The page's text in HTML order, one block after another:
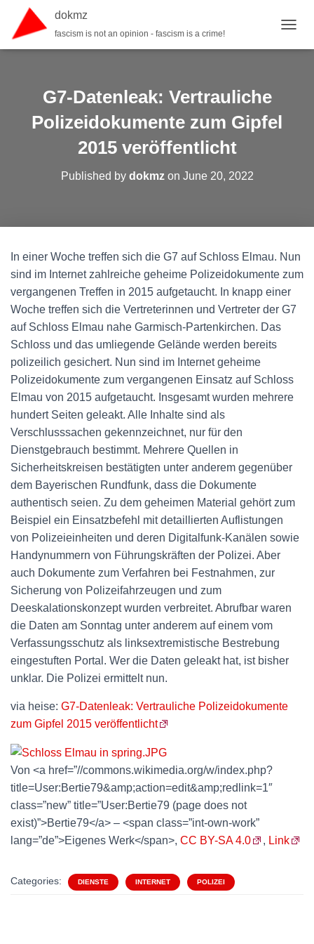
dokmz
fascism is not an opinion - fascism is a crime!
G7-Datenleak: Vertrauliche
Polizeidokumente zum Gipfel
2015 veröffentlicht
Published by dokmzon June 20, 2022
In einer Woche treffen sich die G7 auf Schloss Elmau. Nun
sind im Internet zahlreiche geheime Polizeidokumente zum
vergangenen Treffen in 2015 aufgetaucht. In knapp einer
Woche treffen sich die Vertreterinnen und Vertreter der G7
auf Schloss Elmau nahe Garmisch-Partenkirchen. Das
Schloss und das umliegende Gelände werden bereits
polizeilich gesichert. Nun sind im Internet geheime
Polizeidokumente zum vergangenen Einsatz auf Schloss
Elmau von 2015 aufgetaucht. Insgesamt wurden mehrere
hundert Seiten geleakt. Alle Inhalte sind als
Verschlusssachen gekennzeichnet, nur für den
Dienstgebrauch bestimmt. Mehrere Quellen in
Sicherheitskreisen bestätigten unter anderem gegenüber
dem Bayerischen Rundfunk, dass die Dokumente
authentisch seien. Zu dem geheimen Material gehört zum
Beispiel ein Einsatzbefehl mit detaillierten Auflistungen
von Polizeieinheiten und deren Digitalfunk-Kanälen sowie
Handynummern von Führungskräften der Polizei. Aber
auch Dokumente zum Verfahren bei Festnahmen, zur
Sicherung von Polizeifahrzeugen und zum
Deeskalationskonzept wurden verbreitet. Abrufbar waren
die Daten am Sonntag unter anderem auf einem vom
Verfassungsschutz als linksextremistische Bestrebung
eingestuften Portal. Wer die Daten geleakt hat, ist bisher
unklar. Die Polizei ermittelt nun.
via heise: G7-Datenleak: Vertrauliche Polizeidokumente
zum Gipfel 2015 veröffentlicht
Von <a href=”//commons.wikimedia.org/w/index.php?
title=User:Bertie79&amp;action=edit&amp;redlink=1″
class=”new” title=”User:Bertie79 (page does not
exist)”>Bertie79</a> – <span class=”int-own-work”
lang=”de”>Eigenes Werk</span>, CC BY-SA 4.0 , Link
Categories: DIENSTE INTERNET POLIZEI